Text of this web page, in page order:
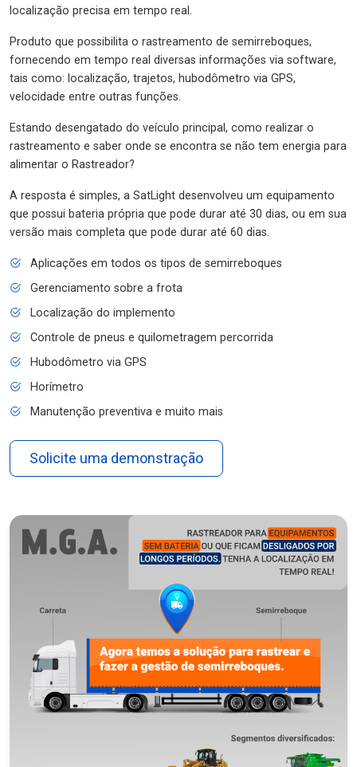
localização precisa em tempo real.
Produto que possibilita o rastreamento de semirreboques,
fornecendo em tempo real diversas informações via software,
tais como: localização, trajetos, hubodômetro via GPS,
velocidade entre outras funções.
Estando desengatado do veículo principal, como realizar o
rastreamento e saber onde se encontra se não tem energia para
alimentar o Rastreador?
A resposta é simples, a SatLight desenvolveu um equipamento
que possui bateria própria que pode durar até 30 dias, ou em sua
versão mais completa que pode durar até 60 dias.
Aplicações em todos os tipos de semirreboques
Gerenciamento sobre a frota
Localização do implemento
Controle de pneus e quilometragem percorrida
Hubodômetro via GPS
Horímetro
Manutenção preventiva e muito mais
Solicite uma demonstração